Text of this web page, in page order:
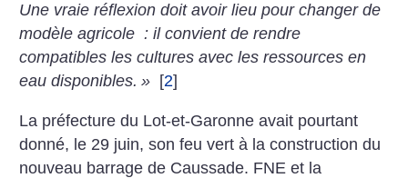
Une vraie réflexion doit avoir lieu pour changer de
modèle agricole : il convient de rendre
compatibles les cultures avec les ressources en
eau disponibles. » [2]
La préfecture du Lot-et-Garonne avait pourtant
donné, le 29 juin, son feu vert à la construction du
nouveau barrage de Caussade. FNE et la